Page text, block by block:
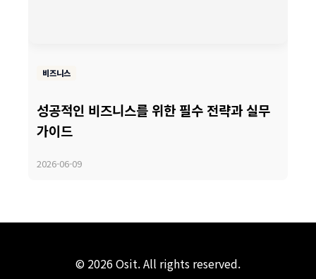
비즈니스
성공적인 비즈니스를 위한 필수 전략과 실무
가이드
2026-06-09
© 2026 Osit. All rights reserved.